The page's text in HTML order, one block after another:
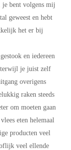
je bent volgens mij
geweest en hebt
het er bij
en iedereen
terwijl je juist zelf
overigens
raken steeds
om moeten gaan
eten helemaal
producten veel
veel ellende